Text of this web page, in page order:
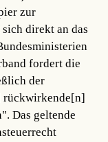
zur
direkt an das
fordert die
der
Das geltende